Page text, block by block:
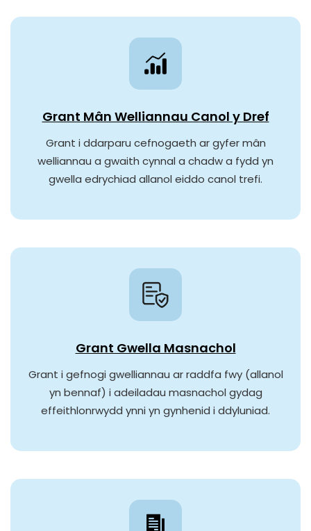
Grant Mân Welliannau Canol y Dref
Grant i ddarparu cefnogaeth ar gyfer mân
welliannau a gwaith cynnal a chadw a fydd yn
gwella edrychiad allanol eiddo canol trefi.
Grant Gwella Masnachol
Grant i gefnogi gwelliannau ar raddfa fwy (allanol
yn bennaf) i adeiladau masnachol gydag
effeithlonrwydd ynni yn gynhenid ​​i ddyluniad.